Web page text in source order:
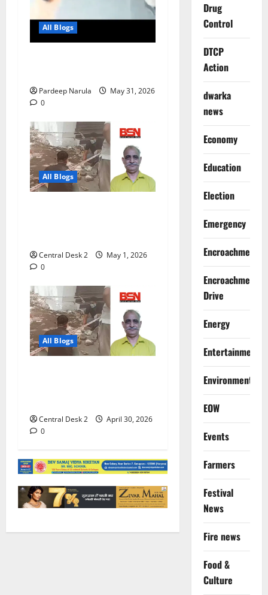
All Blogs
Pardeep Narula
May 31, 2026
0
All Blogs
Central Desk 2
May 1, 2026
0
All Blogs
Central Desk 2
April 30, 2026
0
Drug
Control
DTCP
Action
dwarka
news
Economy
Education
Election
Emergency
Encroachment
Encroachment
Drive
Energy
Entertainment
Environment
EOW
Events
Farmers
Festival
News
Fire news
Food &
Culture